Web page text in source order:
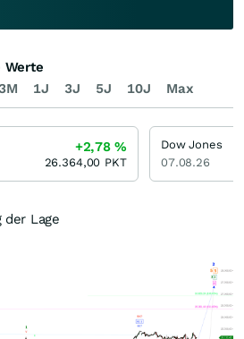
der Lage
3M 1J 3J 5J 10J Max
Werte
+2,78%
26.364,00 PKT
Dow Jones
07.08.26